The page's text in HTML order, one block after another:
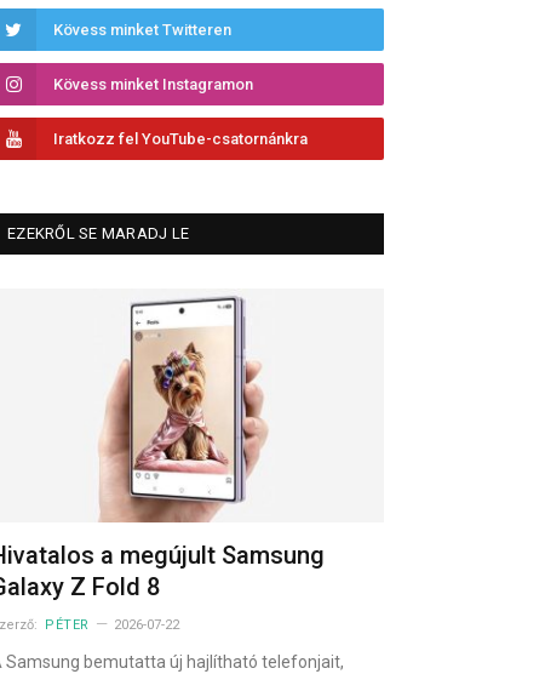
Kövess minket Twitteren
Kövess minket Instagramon
Iratkozz fel YouTube-csatornánkra
EZEKRŐL SE MARADJ LE
a megújult Samsung
Z Fold 8
PÉTER 2026-07-22
Samsung bemutatta új hajlítható telefonjait,